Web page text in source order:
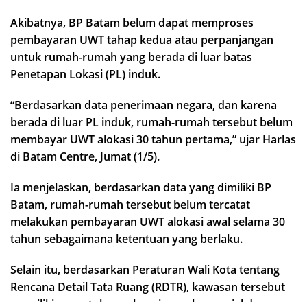
Akibatnya, BP Batam belum dapat memproses
pembayaran UWT tahap kedua atau perpanjangan
untuk rumah-rumah yang berada di luar batas
Penetapan Lokasi (PL) induk.
“Berdasarkan data penerimaan negara, dan karena
berada di luar PL induk, rumah-rumah tersebut belum
membayar UWT alokasi 30 tahun pertama,” ujar Harlas
di Batam Centre, Jumat (1/5).
Ia menjelaskan, berdasarkan data yang dimiliki BP
Batam, rumah-rumah tersebut belum tercatat
melakukan pembayaran UWT alokasi awal selama 30
tahun sebagaimana ketentuan yang berlaku.
Selain itu, berdasarkan Peraturan Wali Kota tentang
Rencana Detail Tata Ruang (RDTR), kawasan tersebut